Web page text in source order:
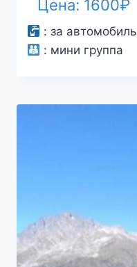
Цена: 1600₽
: за автомобиль
: мини группа